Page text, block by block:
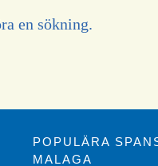
en sökning.
POPULÄRA
MALAGA